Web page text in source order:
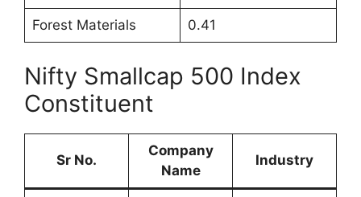
Forest Materials 0.41
Nifty Smallcap 500 Index
Constituent
Sr No.
Company
Name
Industry